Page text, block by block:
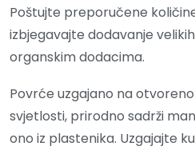
Poštujte preporučene
izbjegavajte dodavanje
organskim dodacima.
Povrće uzgajano na
svjetlosti, prirodno sadrži
ono iz plastenika. Uzgajajte